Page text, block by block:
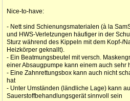
Nice-to-have:
- Nett sind Schienungsmaterialen (à la
und HWS-Verletzungen häufiger in der
Sturz während des Kippeln mit dem Kopf-/
Heizkörper geknallt).
- Ein Beatmungsbeutel mit versch.
einer Absaugpumpe kann einem auch sehr
- Eine Zahnrettungsbox kann auch nicht
hat
- Unter Umständen (ländliche Lage) kann
Sauerstoffbehandlungsgerät sinnvoll sein